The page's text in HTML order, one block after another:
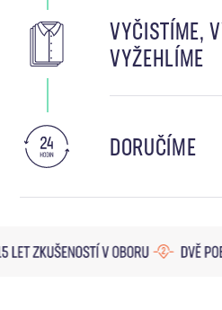
VYČISTÍME,
VYŽEHLÍME
DORUČÍME